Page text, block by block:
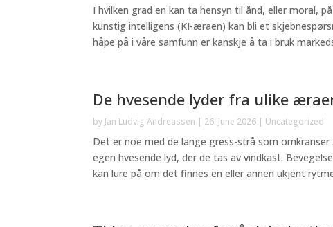
I hvilken grad en kan ta hensyn til ånd, eller moral,
kunstig intelligens (KI-æraen) kan bli et
håpe på i våre samfunn er kanskje å ta i bruk
De hvesende lyder fra ulike
by Jan Ludvig Andreassen | 26. June 2026 | Uncategorized
Det er noe med de lange gress-strå som
egen hvesende lyd, der de tas av vindkast.
kan lure på om det finnes en eller annen ukjent